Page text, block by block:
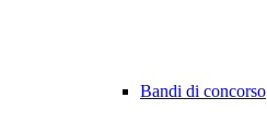
Bandi di concorso